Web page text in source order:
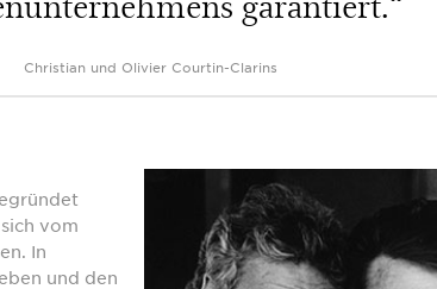
Christian und Olivier Courtin-Clarins
vom
In
und den